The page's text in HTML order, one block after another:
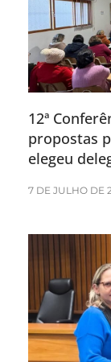
12ª
propostas
elegeu
7 DE JULHO DE